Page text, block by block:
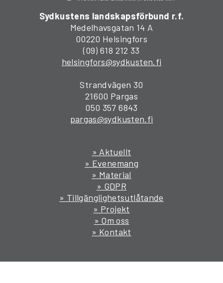
Sydkustens landskapsförbund r.f.
Medelhavsgatan 14 A
00220 Helsingfors
(09) 618 212 33
helsingfors@sydkusten.fi
Strandvägen 30
21600 Pargas
050 357 6843
pargas@sydkusten.fi
» Aktuellt
» Evenemang
» Material
» GDPR
» Tillgänglighetsutlåtande
» Projekt
» Om oss
» Kontakt